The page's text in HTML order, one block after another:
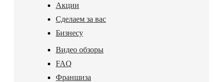
Акции
Сделаем за вас
Бизнесу
Видео обзоры
FAQ
Франшиза